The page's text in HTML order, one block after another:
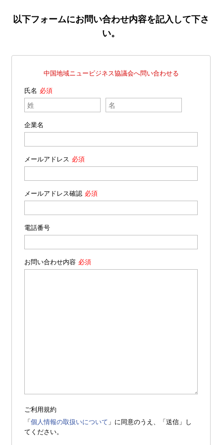
以下フォームにお問い合わせ内容を記入して下さ
い。
中国地域ニュービジネス協議会へ問い合わせる
氏名
企業名
メールアドレス
メールアドレス確認
電話番号
お問い合わせ内容
ご利用規約
「個人情報の取扱いについて 」に同意のうえ、「送信」し
てください。